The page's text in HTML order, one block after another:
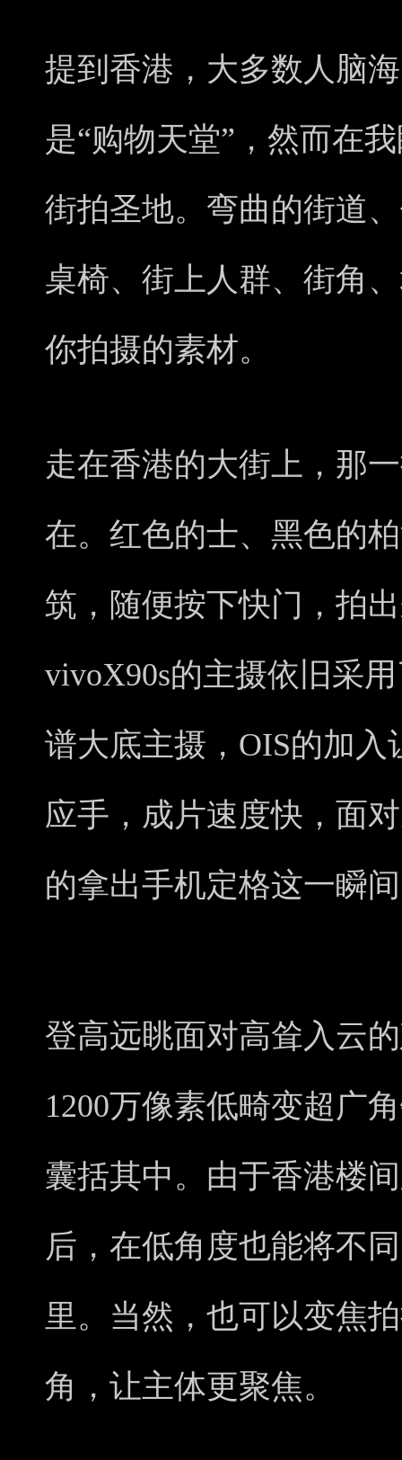
提到香港，大多数人脑
是“购物天堂”，然而在
街拍圣地。弯曲的街道
桌椅、街上人群、街角
你拍摄的素材。
走在香港的大街上，那
在。红色的士、黑色的
筑，随便按下快门，拍
vivoX90s的主摄依旧采
谱大底主摄，OIS的加
应手，成片速度快，面
的拿出手机定格这一瞬
登高远眺面对高耸入云
1200万像素低畸变超广
囊括其中。由于香港楼
后，在低角度也能将不
里。当然，也可以变焦
角，让主体更聚焦。